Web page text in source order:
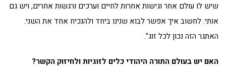
שיש לו עולם אחר וגישות אחרות לחיים וערכים ורגשות אחרים, ויש גם
אותי. לחשוב איך אפשר לבוא שנינו ביחד ולהנכיח אחד את השני.
האתגר הזה נכון לכל זוג".
האם יש בעולם התורה היהודי כלים לזוגיות ולחיזוק הקשר?